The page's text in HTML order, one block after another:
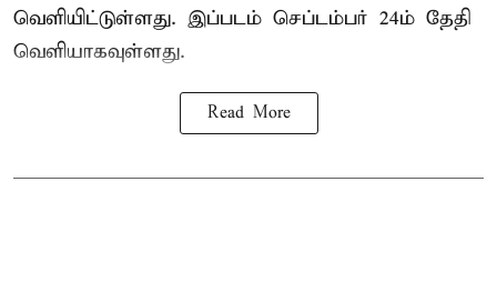
வெளியிட்டுள்ளது. இப்படம் செப்டம்பர் 24ம் தேதி
வெளியாகவுள்ளது.
Read More